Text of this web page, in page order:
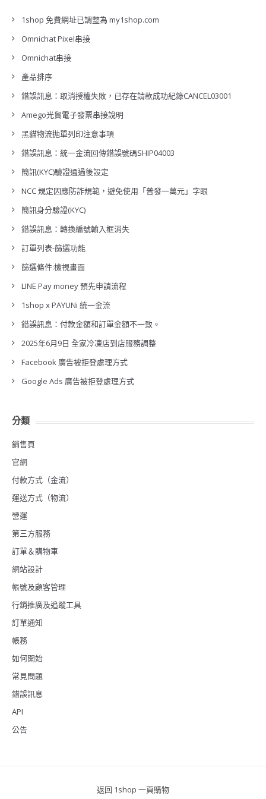
1shop 免費網址已調整為 my1shop.com
Omnichat Pixel串接
Omnichat串接
產品排序
錯誤訊息：取消授權失敗，已存在請款成功紀錄CANCEL03001
Amego光貿電子發票串接說明
黑貓物流拋單列印注意事項
錯誤訊息：統一金流回傳錯誤號碼SHIP04003
簡訊(KYC)驗證通過後設定
NCC 規定因應防詐規範，避免使用「普發一萬元」字眼
簡訊身分驗證(KYC)
錯誤訊息：轉換編號輸入框消失
訂單列表-篩選功能
篩選條件:檢視畫面
LINE Pay money 預先申請流程
1shop x PAYUNi 統一金流
錯誤訊息：付款金額和訂單金額不一致。
2025年6月9日 全家冷凍店到店服務調整
Facebook 廣告被拒登處理方式
Google Ads 廣告被拒登處理方式
分類
銷售頁
官網
付款方式（金流）
運送方式（物流）
營運
第三方服務
訂單＆購物車
網站設計
帳號及顧客管理
行銷推廣及追蹤工具
訂單通知
帳務
如何開始
常見問題
錯誤訊息
API
公告
返回 1shop 一頁購物